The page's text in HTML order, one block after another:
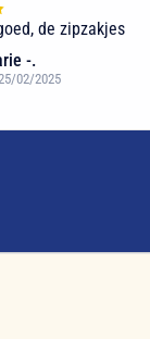
de zipzakjes
-.
02/2025